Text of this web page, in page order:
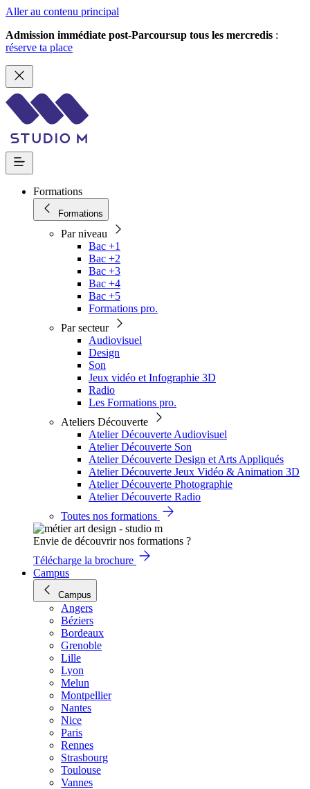
Aller au contenu principal
Admission immédiate post-Parcoursup tous les mercredis :
réserve ta place
Formations
Formations
Par niveau
Bac +1
Bac +2
Bac +3
Bac +4
Bac +5
Formations pro.
Par secteur
Audiovisuel
Design
Son
Jeux vidéo et Infographie 3D
Radio
Les Formations pro.
Ateliers Découverte
Atelier Découverte Audiovisuel
Atelier Découverte Son
Atelier Découverte Design et Arts Appliqués
Atelier Découverte Jeux Vidéo & Animation 3D
Atelier Découverte Photographie
Atelier Découverte Radio
Toutes nos formations
Envie de découvrir nos formations ?
Télécharge la brochure
Campus
Campus
Angers
Béziers
Bordeaux
Grenoble
Lille
Lyon
Melun
Montpellier
Nantes
Nice
Paris
Rennes
Strasbourg
Toulouse
Vannes